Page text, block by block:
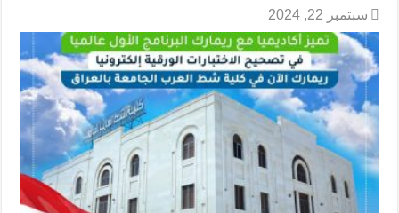
سبتمبر 22, 2024